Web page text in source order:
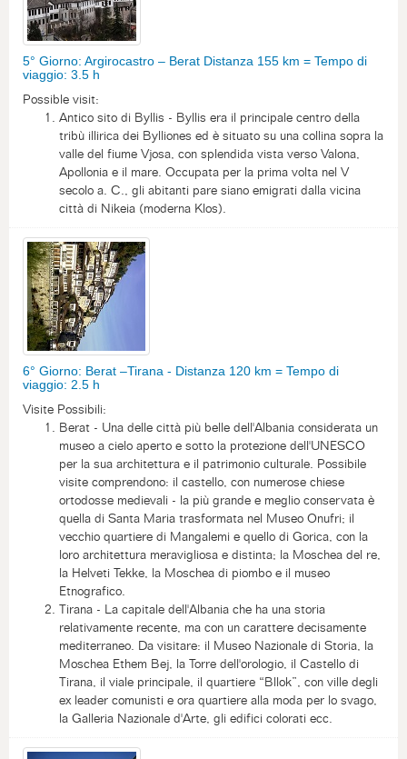
5° Giorno: Argirocastro – Berat Distanza 155 km = Tempo di
viaggio: 3.5 h
Possible visit:
Antico sito di Byllis - Byllis era il principale centro della
tribù illirica dei Bylliones ed è situato su una collina sopra la
valle del fiume Vjosa, con splendida vista verso Valona,
Apollonia e il mare. Occupata per la prima volta nel V
secolo a. C., gli abitanti pare siano emigrati dalla vicina
città di Nikeia (moderna Klos).
6° Giorno: Berat –Tirana - Distanza 120 km = Tempo di
viaggio: 2.5 h
Visite Possibili:
Berat - Una delle città più belle dell'Albania considerata un
museo a cielo aperto e sotto la protezione dell'UNESCO
per la sua architettura e il patrimonio culturale. Possibile
visite comprendono: il castello, con numerose chiese
ortodosse medievali - la più grande e meglio conservata è
quella di Santa Maria trasformata nel Museo Onufri; il
vecchio quartiere di Mangalemi e quello di Gorica, con la
loro architettura meravigliosa e distinta; la Moschea del re,
la Helveti Tekke, la Moschea di piombo e il museo
Etnografico.
Tirana - La capitale dell'Albania che ha una storia
relativamente recente, ma con un carattere decisamente
mediterraneo. Da visitare: il Museo Nazionale di Storia, la
Moschea Ethem Bej, la Torre dell'orologio, il Castello di
Tirana, il viale principale, il quartiere “Bllok”, con ville degli
ex leader comunisti e ora quartiere alla moda per lo svago,
la Galleria Nazionale d'Arte, gli edifici colorati ecc.